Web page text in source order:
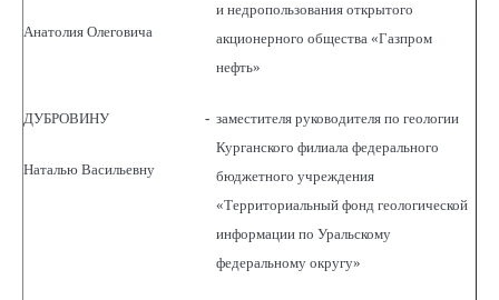
Анатолия Олеговича
и недропользования открытого
акционерного общества «Газпром
нефть»
ДУБРОВИНУ
Наталью Васильевну
- заместителя руководителя по геологии
Курганского филиала федерального
бюджетного учреждения
«Территориальный фонд геологической
информации по Уральскому
федеральному округу»